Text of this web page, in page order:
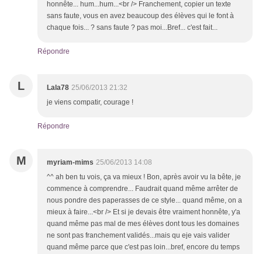
honnête... hum...hum...<br /> Franchement, copier un texte
sans faute, vous en avez beaucoup des élèves qui le font à
chaque fois... ? sans faute ? pas moi...Bref... c'est fait...
Répondre
L Lala78 25/06/2013 21:32
je viens compatir, courage !
Répondre
M myriam-mims 25/06/2013 14:08
^^ ah ben tu vois, ça va mieux ! Bon, après avoir vu la bête, je
commence à comprendre... Faudrait quand même arrêter de
nous pondre des paperasses de ce style... quand même, on a
mieux à faire...<br /> Et si je devais être vraiment honnête, y'a
quand même pas mal de mes élèves dont tous les domaines
ne sont pas franchement validés...mais qu eje vais valider
quand même parce que c'est pas loin...bref, encore du temps